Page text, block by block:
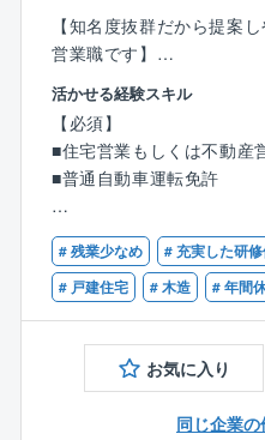
■具体的には、外部講師(
格試験の3か月前から6回
います。
■講義内には試験をイメー
の試験に近い形で対策を
以上より、OJTはもちろん
の座学研修、施工管理を行
資格合格のための講習、と
いサポートが整っており
〈等級、役職に応じて高
■賞与に関して、最低保証
加えて、業績に応じる形
月分支給実績がございま
【知名度抜群だから提案
営業職です】
モデルハウスに来場された
提案していただきます。
【具体的には】
●住宅に関するご希望のヒ
●住宅建設地の敷地調査、
●住宅ローンのご相談等
来場からお引渡まで、すべ
だきます。
これまでのご経験を存分
整えています。
活かせる経験スキル
【必須】
■住宅営業もしくは不動産
■普通自動車運転免許
【歓迎】
■何らかの営業経験5年以
■宅地建物取引士の資格保
# 残業少なめ # 充実した研
# 戸建住宅
# 木造 # 年間
お気に入り
同じ企業